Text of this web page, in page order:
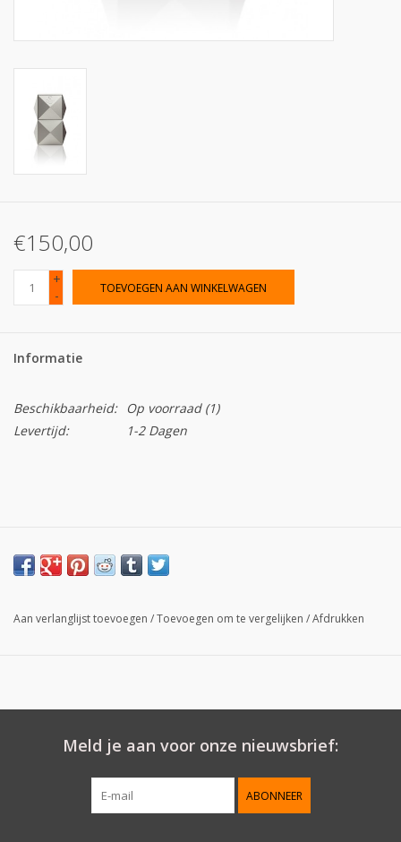
€150,00
+
-
TOEVOEGEN AAN WINKELWAGEN
Informatie
Beschikbaarheid: Op voorraad(1)
Levertijd:
1-2 Dagen
Aan verlanglijst toevoegen /Toevoegen om te vergelijken /Afdrukken
Meld je aan voor onze nieuwsbrief:
ABONNEER